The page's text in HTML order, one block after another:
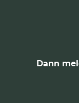
Dann